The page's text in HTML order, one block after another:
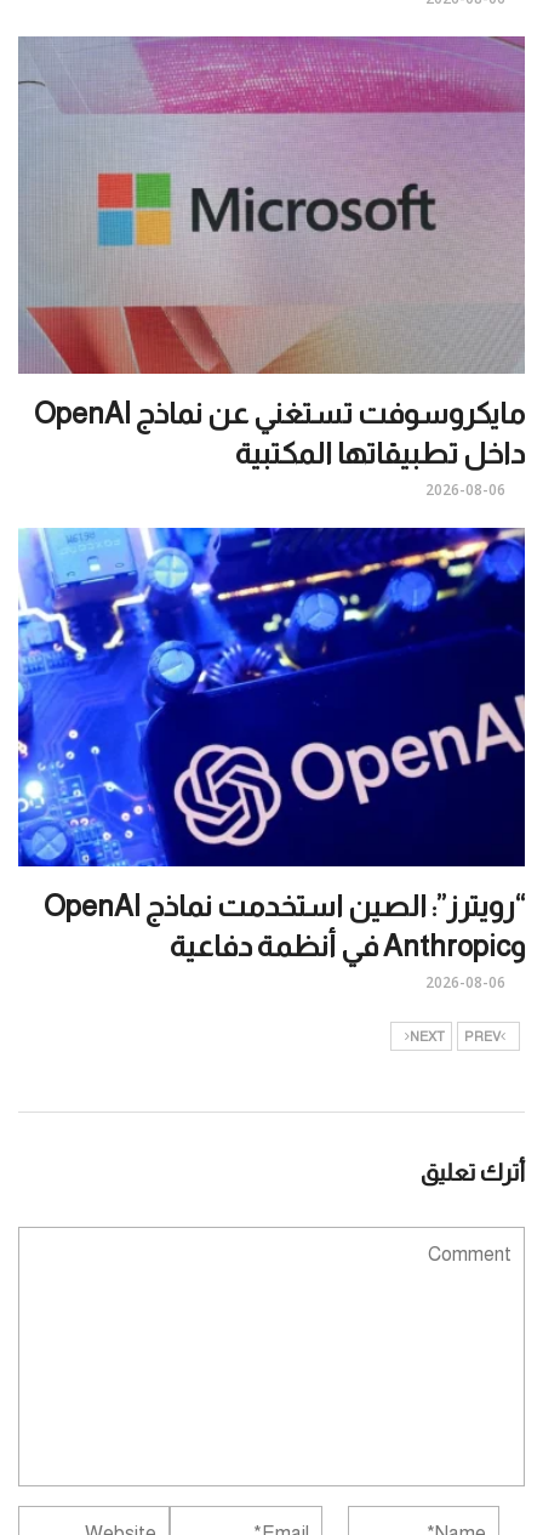
مايكروسوفت تستغني عن نماذج OpenAI
داخل تطبيقاتها المكتبية
2026-08-06
“رويترز”: الصين استخدمت نماذج OpenAI
وAnthropic في أنظمة دفاعية
2026-08-06
PREV
NEXT
أترك تعليق